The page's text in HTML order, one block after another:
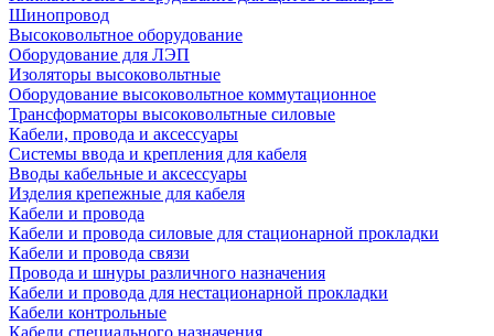
Шинопровод
Высоковольтное оборудование
Оборудование для ЛЭП
Изоляторы высоковольтные
Оборудование высоковольтное коммутационное
Трансформаторы высоковольтные силовые
Кабели, провода и аксессуары
Системы ввода и крепления для кабеля
Вводы кабельные и аксессуары
Изделия крепежные для кабеля
Кабели и провода
Кабели и провода силовые для стационарной прокладки
Кабели и провода связи
Провода и шнуры различного назначения
Кабели и провода для нестационарной прокладки
Кабели контрольные
Кабели специального назначения